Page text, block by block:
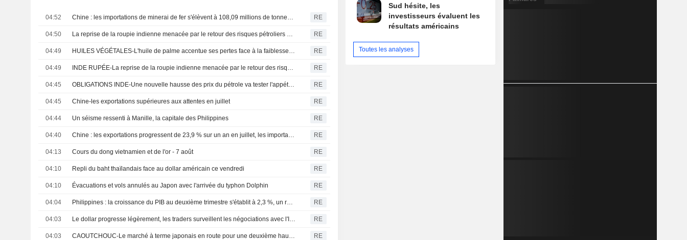
04:52 Chine : les importations de minerai de fer s'élèvent à 108,09 millions de tonnes en juillet - douanes RE
04:50 La reprise de la roupie indienne menacée par le retour des risques pétroliers avant les chiffres de l'emploi américain RE
04:49 HUILES VÉGÉTALES-L'huile de palme accentue ses pertes face à la faiblesse des huiles concurrentes, mais reste en voie de réaliser un gain hebdomadaire RE
04:49 INDE RUPÉE-La reprise de la roupie indienne menacée par le retour des risques pétroliers avant les chiffres de l'emploi américain RE
04:45 OBLIGATIONS INDE-Une nouvelle hausse des prix du pétrole va tester l'appétit des acheteurs de dette indienne RE
04:45 Chine-les exportations supérieures aux attentes en juillet RE
04:44 Un séisme ressenti à Manille, la capitale des Philippines RE
04:40 Chine : les exportations progressent de 23,9 % sur un an en juillet, les importations de 27,5 % RE
04:13 Cours du dong vietnamien et de l'or - 7 août RE
04:10 Repli du baht thaïlandais face au dollar américain ce vendredi RE
04:10 Évacuations et vols annulés au Japon avec l'arrivée du typhon Dolphin RE
04:04 Philippines : la croissance du PIB au deuxième trimestre s'établit à 2,3 %, un ralentissement plus marqué que prévu RE
04:03 Le dollar progresse légèrement, les traders surveillent les négociations avec l'Iran avant les chiffres de l'emploi américain RE
04:03 CAOUTCHOUC-Le marché à terme japonais en route pour une deuxième hausse hebdomadaire, porté par le rallye du pétrole RE
Sud hésite, les
investisseurs évaluent les
résultats américains
Toutes les analyses